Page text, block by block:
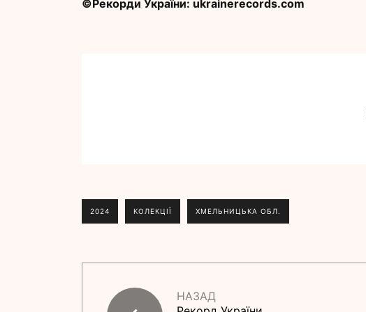
©Рекорди України: ukrainerecords.com
2024 КОЛЕКЦІЇ ХМЕЛЬНИЦЬКА ОБЛ.
НАЗАД